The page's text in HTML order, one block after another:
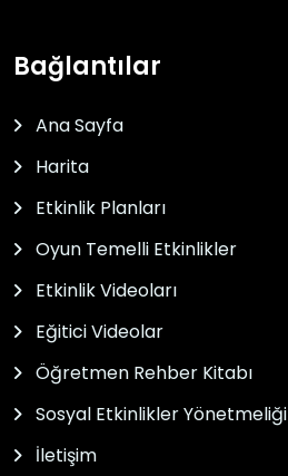
Bağlantılar
Ana Sayfa
Harita
Etkinlik Planları
Oyun Temelli Etkinlikler
Etkinlik Videoları
Eğitici Videolar
Öğretmen Rehber Kitabı
Sosyal Etkinlikler Yönetmeliği
İletişim